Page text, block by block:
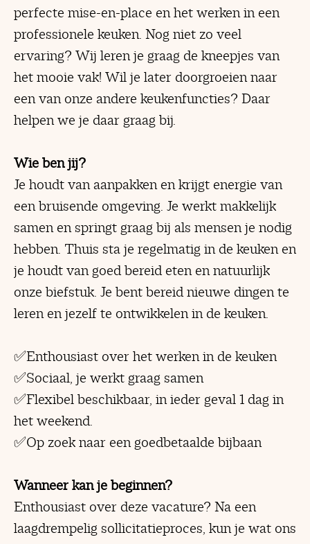
perfecte mise-en-place en het werken in een
professionele keuken. Nog niet zo veel
ervaring? Wij leren je graag de kneepjes van
het mooie vak! Wil je later doorgroeien naar
een van onze andere keukenfuncties? Daar
helpen we je daar graag bij.
Wie ben jij?
Je houdt van aanpakken en krijgt energie van
een bruisende omgeving. Je werkt makkelijk
samen en springt graag bij als mensen je nodig
hebben. Thuis sta je regelmatig in de keuken en
je houdt van goed bereid eten en natuurlijk
onze biefstuk. Je bent bereid nieuwe dingen te
leren en jezelf te ontwikkelen in de keuken.
✅Enthousiast over het werken in de keuken
✅Sociaal, je werkt graag samen
✅Flexibel beschikbaar, in ieder geval 1 dag in
het weekend.
✅Op zoek naar een goedbetaalde bijbaan
Wanneer kan je beginnen?
Enthousiast over deze vacature? Na een
laagdrempelig sollicitatieproces, kun je wat ons